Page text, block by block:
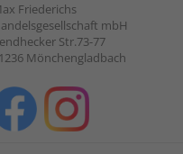
Friederichs
mbH
Str.73-77
Mönchengladbach